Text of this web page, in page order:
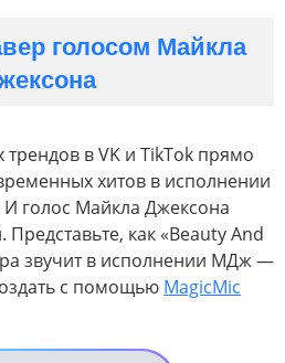
голосом Майкла
в VK и TikTok прямо
хитов в исполнении
И голос Майкла Джексона
как «Beauty And
звучит в исполнении МДж —
с помощью MagicMic